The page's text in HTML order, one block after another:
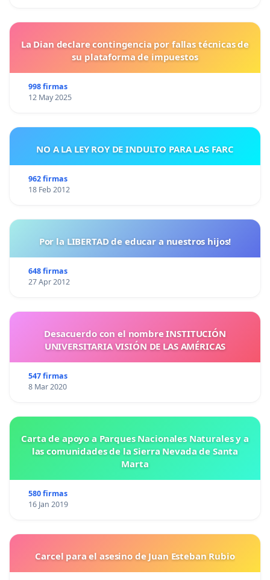
La Dian declare contingencia por fallas técnicas de
su plataforma de impuestos
998 firmas
12 May 2025
NO A LA LEY ROY DE INDULTO PARA LAS FARC
962 firmas
18 Feb 2012
Por la LIBERTAD de educar a nuestros hijos!
648 firmas
27 Apr 2012
Desacuerdo con el nombre INSTITUCIÓN
UNIVERSITARIA VISIÓN DE LAS AMÉRICAS
547 firmas
8 Mar 2020
Carta de apoyo a Parques Nacionales Naturales y a
las comunidades de la Sierra Nevada de Santa
Marta
580 firmas
16 Jan 2019
Carcel para el asesino de Juan Esteban Rubio